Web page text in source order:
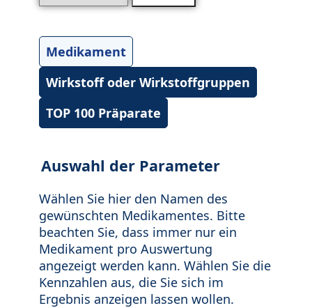
Medikament
Wirkstoff oder Wirkstoffgruppen
TOP 100 Präparate
Auswahl der Parameter
Wählen Sie hier den Namen des
gewünschten Medikamentes. Bitte
beachten Sie, dass immer nur ein
Medikament pro Auswertung
angezeigt werden kann. Wählen Sie die
Kennzahlen aus, die Sie sich im
Ergebnis anzeigen lassen wollen.